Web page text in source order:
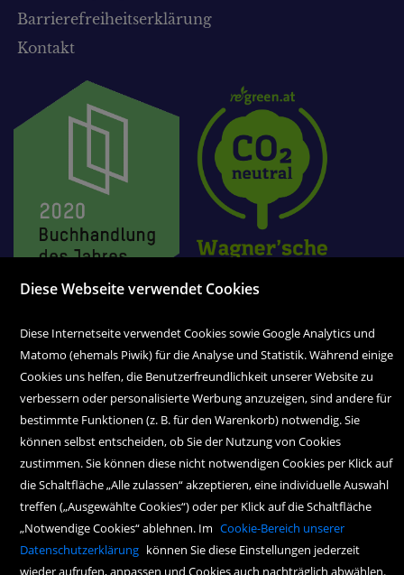
Barrierefreiheitserklärung
Kontakt
A-6020 Innsbruck
Tel. 0512 595 05-0
Fax 0512 595 05-38
office@wagnersche.at
Montag bis Freitag:
9.00 Uhr bis 18.30 Uhr
Samstag:
9.00 Uhr bis 17.00 Uhr
Diese Webseite verwendet Cookies
Diese Internetseite verwendet Cookies sowie Google Analytics und
Matomo (ehemals Piwik) für die Analyse und Statistik. Während einige
Cookies uns helfen, die Benutzerfreundlichkeit unserer Website zu
verbessern oder personalisierte Werbung anzuzeigen, sind andere für
bestimmte Funktionen (z. B. für den Warenkorb) notwendig. Sie
können selbst entscheiden, ob Sie der Nutzung von Cookies
zustimmen. Sie können diese nicht notwendigen Cookies per Klick auf
die Schaltfläche „Alle zulassen“ akzeptieren, eine individuelle Auswahl
treffen („Ausgewählte Cookies“) oder per Klick auf die Schaltfläche
„Notwendige Cookies“ ablehnen. Im Cookie-Bereich unserer
Datenschutzerklärung können Sie diese Einstellungen jederzeit
wieder aufrufen, anpassen und Cookies auch nachträglich abwählen.